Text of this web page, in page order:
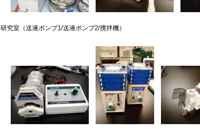
研究室（送液ポンプ1/送液ポンプ2/攪拌機）